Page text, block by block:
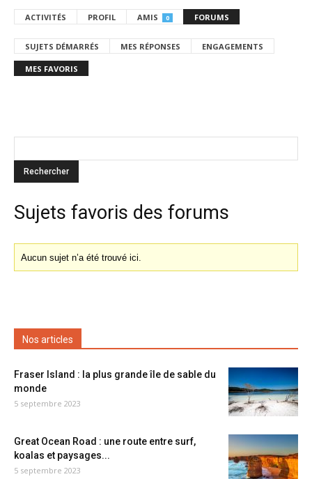
ACTIVITÉS PROFIL AMIS 0 FORUMS
SUJETS DÉMARRÉS MES RÉPONSES ENGAGEMENTS
MES FAVORIS
Sujets favoris des forums
Aucun sujet n’a été trouvé ici.
Nos articles
Fraser Island : la plus grande île de sable du
monde
5 septembre 2023
Great Ocean Road : une route entre surf,
koalas et paysages...
5 septembre 2023